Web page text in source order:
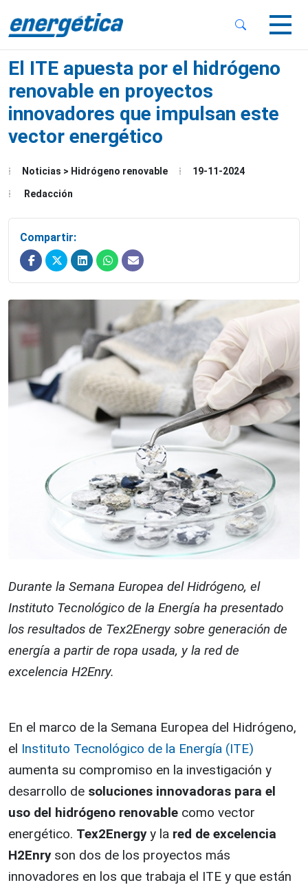
Menu
Menu
El ITE apuesta por el hidrógeno
renovable en proyectos
innovadores que impulsan este
vector energético
Noticias > Hidrógeno renovable 19-11-2024
Redacción
Compartir:
Durante la Semana Europea del Hidrógeno, el
Instituto Tecnológico de la Energía ha presentado
los resultados de Tex2Energy sobre generación de
energía a partir de ropa usada, y la red de
excelencia H2Enry.
En el marco de la Semana Europea del Hidrógeno,
el Instituto Tecnológico de la Energía (ITE)
aumenta su compromiso en la investigación y
desarrollo de soluciones innovadoras para el
uso del hidrógeno renovable como vector
energético. Tex2Energyy la red de excelencia
H2Enryson dos de los proyectos más
innovadores en los que trabaja el ITE y que están